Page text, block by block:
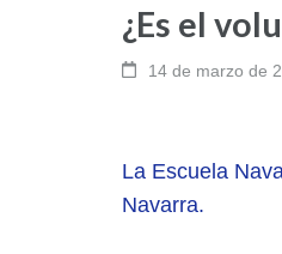
¿Es el
14 de marzo de
La Escuela
Navarra.